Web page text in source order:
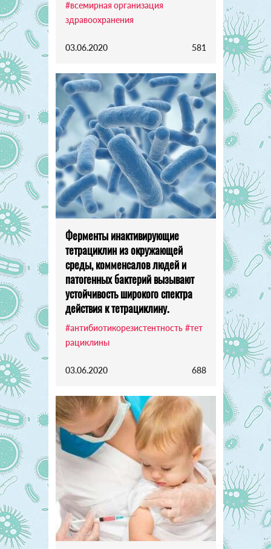
#всемирная организация
здравоохранения
03.06.2020 581
Ферменты инактивирующие
тетрациклин из окружающей
среды, комменсалов людей и
патогенных бактерий вызывают
устойчивость широкого спектра
действия к тетрациклину.
#антибиотикорезистентность #тет
рациклины
03.06.2020 688